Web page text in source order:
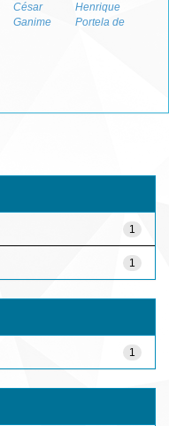
César
Ganime
Henrique
Portela de
1
1
1